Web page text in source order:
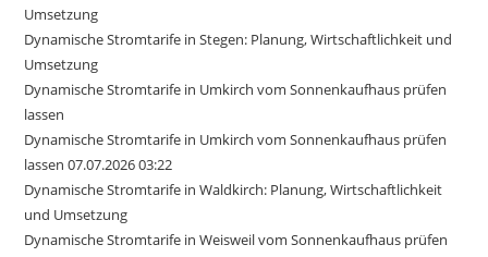
Umsetzung
Dynamische Stromtarife in Stegen: Planung, Wirtschaftlichkeit und
Umsetzung
Dynamische Stromtarife in Umkirch vom Sonnenkaufhaus prüfen
lassen
Dynamische Stromtarife in Umkirch vom Sonnenkaufhaus prüfen
lassen 07.07.2026 03:22
Dynamische Stromtarife in Waldkirch: Planung, Wirtschaftlichkeit
und Umsetzung
Dynamische Stromtarife in Weisweil vom Sonnenkaufhaus prüfen